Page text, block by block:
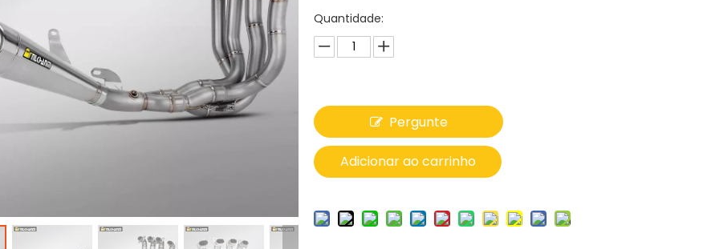
Quantidade:
Pergunte
Adicionar ao carrinho